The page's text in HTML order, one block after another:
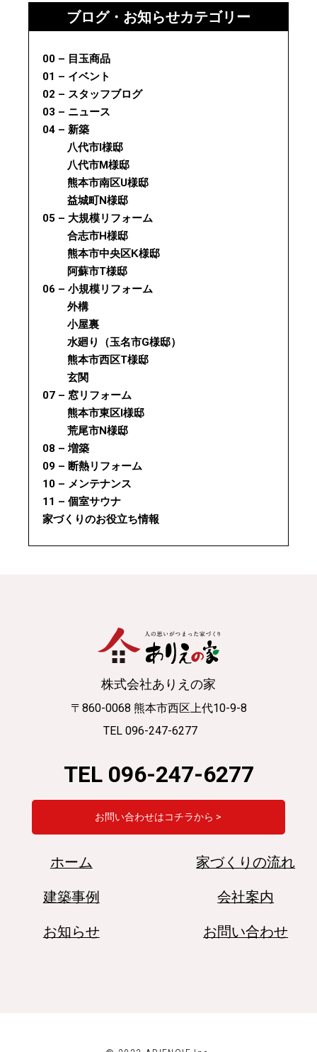
ブログ・お知らせカテゴリー
00 – 目玉商品
01 – イベント
02 – スタッフブログ
03 – ニュース
04 – 新築
八代市I様邸
八代市M様邸
熊本市南区U様邸
益城町N様邸
05 – 大規模リフォーム
合志市H様邸
熊本市中央区K様邸
阿蘇市T様邸
06 – 小規模リフォーム
外構
小屋裏
水廻り（玉名市G様邸）
熊本市西区T様邸
玄関
07 – 窓リフォーム
熊本市東区I様邸
荒尾市N様邸
08 – 増築
09 – 断熱リフォーム
10 – メンテナンス
11 – 個室サウナ
家づくりのお役立ち情報
株式会社ありえの家
〒860-0068 熊本市西区上代10-9-8
TEL 096-247-6277
TEL 096-247-6277
お問い合わせはコチラから >
ホーム 家づくりの流れ
建築事例 会社案内
お知らせ お問い合わせ